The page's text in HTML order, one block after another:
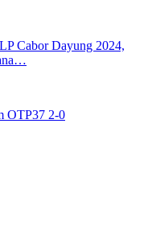
Cabor Dayung 2024,
OTP37 2-0